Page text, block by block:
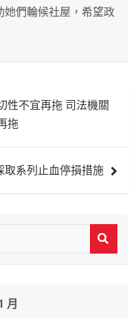
她們輪候社屋，希望政
性不宜再拖 司法機關
拖
取系列止血停損措施
月